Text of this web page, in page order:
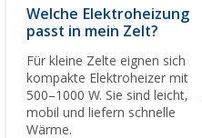
Welche Elektroheizung
passt in mein Zelt?
Für kleine Zelte eignen sich
kompakte Elektroheizer mit
500–1000 W. Sie sind leicht,
mobil und liefern schnelle
Wärme.